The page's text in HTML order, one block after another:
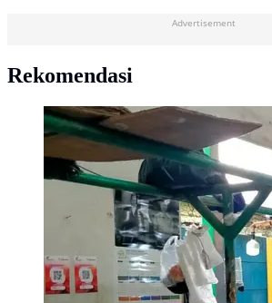
Advertisement
Rekomendasi